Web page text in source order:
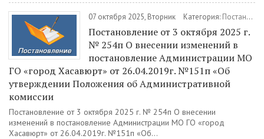
07 октября 2025, Вторник Категория: Постановления
Постановление от 3 октября 2025 г.
№ 254п О внесении изменений в
постановление Администрации МО
ГО «город Хасавюрт» от 26.04.2019г. №151п «Об
утверждении Положения об Административной
комиссии
Постановление от 3 октября 2025 г. № 254п О внесении
изменений в постановление Администрации МО ГО «город
Хасавюрт» от 26.04.2019г. №151п «Об...